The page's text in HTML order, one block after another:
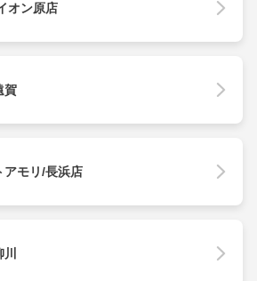
オン原店
賀
アモリ/長浜店